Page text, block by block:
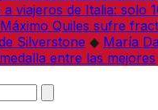
viajeros de Italia: solo
Máximo Quiles sufre
Silverstone ◆ María
entre las mejores